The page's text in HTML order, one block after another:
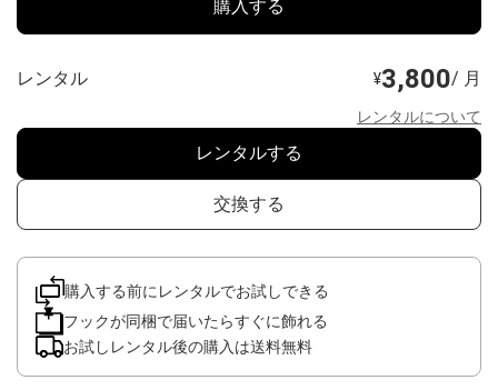
購入する
レンタル ¥3,800/ 月
レンタルについて
レンタルする
交換する
購入する前にレンタルでお試しできる
フックが同梱で届いたらすぐに飾れる
お試しレンタル後の購入は送料無料